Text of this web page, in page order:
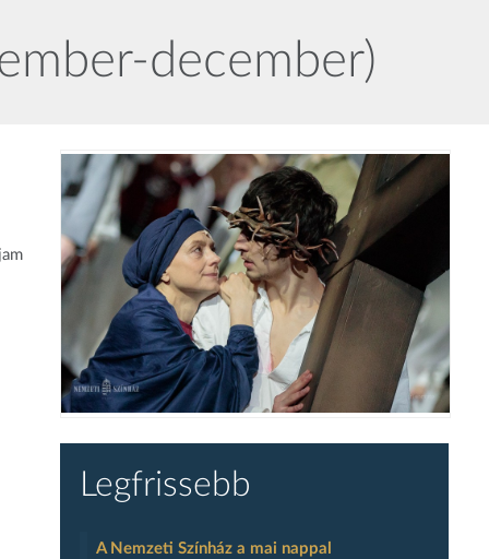
december)
Legfrissebb
A Nemzeti Színház a mai nappal